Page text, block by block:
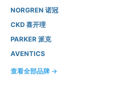
NORGREN 诺冠
CKD 喜开理
PARKER 派克
AVENTICS
查看全部品牌 →